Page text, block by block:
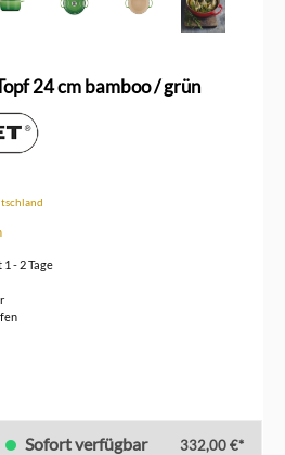
24 cm bamboo / grün
- 2 Tage
Sofort verfügbar 332,00 €*